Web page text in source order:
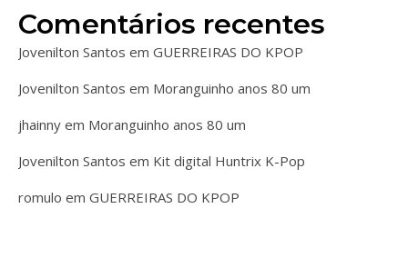
Comentários recentes
Jovenilton Santos em GUERREIRAS DO KPOP
Jovenilton Santos em Moranguinho anos 80 um
jhainny em Moranguinho anos 80 um
Jovenilton Santos em Kit digital Huntrix K-Pop
romulo em GUERREIRAS DO KPOP